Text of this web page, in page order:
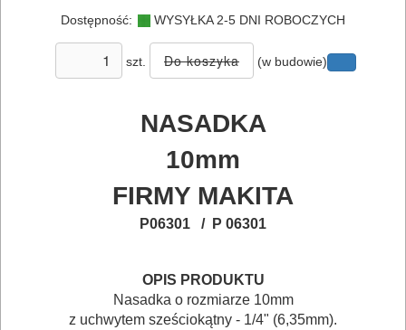
TRANSPORTOWANIE
POMIAROWE
BUDOWLANE
GLAZURNICZE
URZĄDZENIA
Dostępność: WYSYŁKA 2-5 DNI ROBOCZYCH
szt. (w budowie)
NASADKA
10mm
FIRMY MAKITA
P06301 / P 06301
OPIS PRODUKTU
Nasadka o rozmiarze 10mm
z uchwytem sześciokątny - 1/4" (6,35mm).